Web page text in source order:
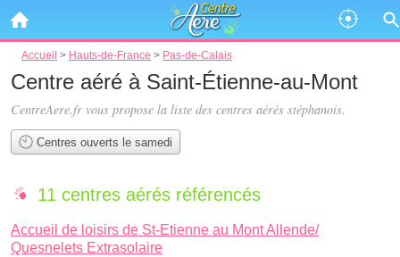
Accueil > Hauts-de-France > Pas-de-Calais
Centre aéré à Saint-Étienne-au-Mont
CentreAere.fr vous propose la liste des centres aérés stéphanois.
Centres ouverts le samedi
11 centres aérés référencés
Accueil de loisirs de St-Etienne au Mont Allende/
Quesnelets Extrasolaire